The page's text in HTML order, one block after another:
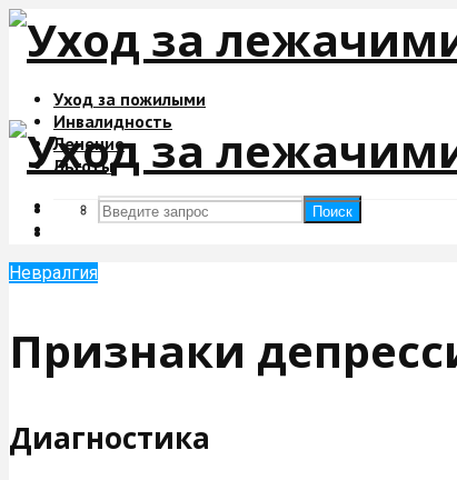
Уход за пожилыми
Инвалидность
Лечение
Льготы
Поиск
Поиск
Невралгия
Признаки
Диагностика